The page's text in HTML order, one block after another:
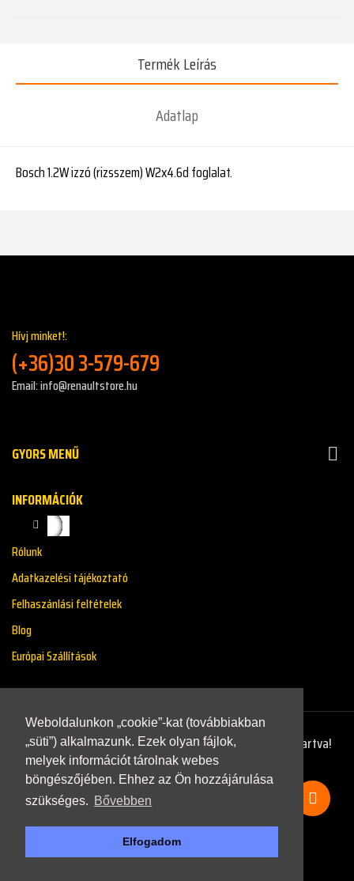
Weboldalunkon „cookie”-kat (továbbiakban
„süti”) alkalmazunk. Ezek olyan fájlok,
melyek információt tárolnak webes
böngészőjében. Ehhez az Ön hozzájárulása
szükséges. Bővebben
Elfogadom
Termék Leírás
Adatlap
Bosch 1.2W izzó (rizsszem) W2x4.6d foglalat.
Hívj minket!:
(+36)30 3-579-679
Email: info@renaultstore.hu
GYORS MENŰ 
INFORMÁCIÓK
Rólunk
Adatkazelési tájékoztató
Felhaszánlási feltételek
Blog
Európai Szállítások
Copyright © 2021 - Renaultstore.hu - Minden Jog Fenntartva!